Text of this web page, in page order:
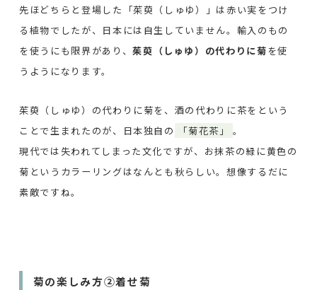
先ほどちらと登場した「茱萸（しゅゆ）」は赤い実をつけ
る植物でしたが、日本には自生していません。輸入のもの
を使うにも限界があり、茱萸（しゅゆ）の代わりに菊を使
うようになります。
茱萸（しゅゆ）の代わりに菊を、酒の代わりに茶をという
ことで生まれたのが、日本独自の
「菊花茶」。
現代では失われてしまった文化ですが、お抹茶の緑に黄色の
菊というカラーリングはなんとも秋らしい。想像するだに
素敵ですね。
菊の楽しみ方②着せ菊